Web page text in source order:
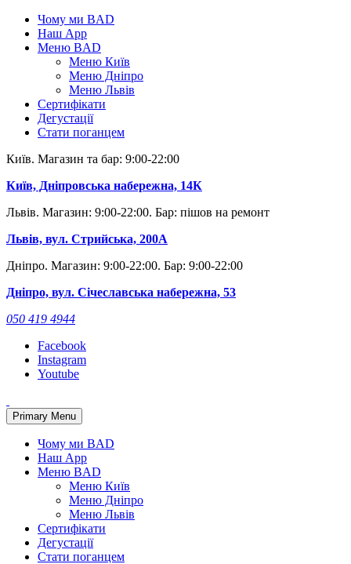
Skip
content
Чому ми BAD
Наш App
Меню BAD
Меню Київ
Меню Дніпро
Меню Львів
Сертифікати
Дегустації
Стати поганцем
Київ. Магазин та бар: 9:00-22:00
Київ, Дніпровська набережна, 14К
Львів. Магазин: 9:00-22:00. Бар: пішов на ремонт
Львів, вул. Стрийська, 200А
Дніпро. Магазин: 9:00-22:00. Бар: 9:00-22:00
Дніпро, вул. Січеславська набережна, 53
050 419 4944
Facebook
Instagram
Youtube
Primary Menu
Чому ми BAD
Наш App
Меню BAD
Меню Київ
Меню Дніпро
Меню Львів
Сертифікати
Дегустації
Стати поганцем